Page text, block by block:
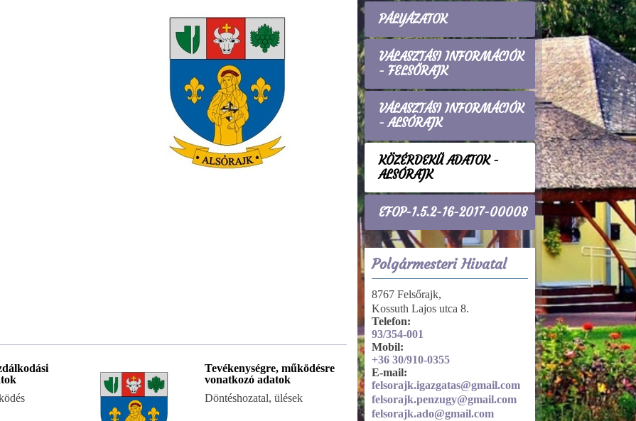
Tevékenységre, működésre
vonatkozó adatok
Döntéshozatal, ülések
Tevékenységre, működésre
vonatkozó adatok
A szerv alaptevékenysége,
feladat- és hatásköre
PÁLYÁZATOK
VÁLASZTÁSI INFORMÁCIÓK
- FELSŐRAJK
VÁLASZTÁSI INFORMÁCIÓK
- ALSÓRAJK
KÖZÉRDEKŰ ADATOK -
ALSÓRAJK
EFOP-1.5.2-16-2017-00008
Polgármesteri Hivatal
8767 Felsőrajk,
Kossuth Lajos utca 8.
Telefon:
93/354-001
Mobil:
+36 30/910-0355
E-mail:
felsorajk.igazgatas@gmail.com
felsorajk.penzugy@gmail.com
felsorajk.ado@gmail.com